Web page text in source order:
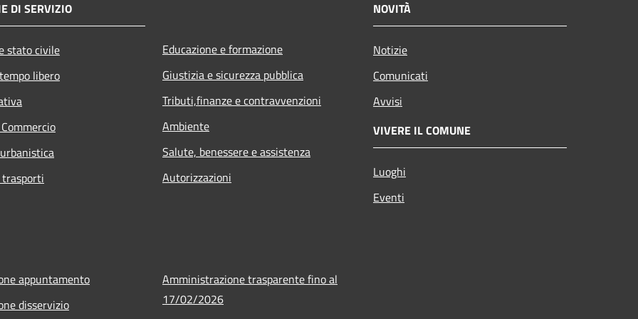
DI SERVIZIO
stato civile
libero
Educazione e formazione
Giustizia e sicurezza pubblica
Tributi,finanze e contravvenzioni
Ambiente
Salute, benessere e assistenza
Autorizzazioni
NOVITÀ
Notizie
Comunicati
Avvisi
VIVERE IL COMUNE
Luoghi
Eventi
appuntamento
disservizio
Amministrazione trasparente fino al
17/02/2026